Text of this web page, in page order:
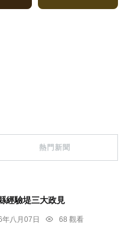
熱門新聞
經驗堤三大政見
年八月07日
68 觀看